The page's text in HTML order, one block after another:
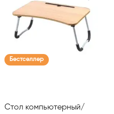
Бестселлер
Стол компьютерный/